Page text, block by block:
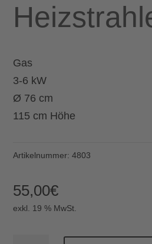
Gas
3-6 kW
Ø 76 cm
115 cm Höhe
Artikelnummer:4803
55,00€
exkl. 19 % MwSt.